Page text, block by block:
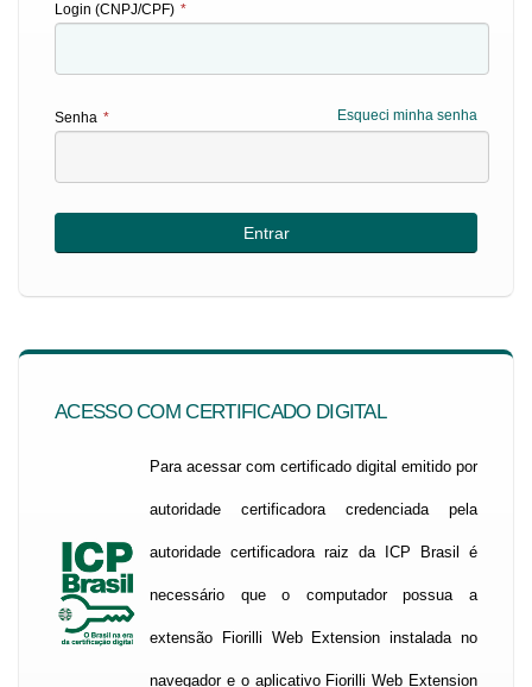
Login (CNPJ/CPF) *
Esqueci minha senha
Senha *
ACESSO COM CERTIFICADO DIGITAL
Para acessar com certificado digital emitido por
autoridade certificadora credenciada pela
autoridade certificadora raiz da ICP Brasil é
necessário que o computador possua a
extensão Fiorilli Web Extension instalada no
navegador e o aplicativo Fiorilli Web Extension